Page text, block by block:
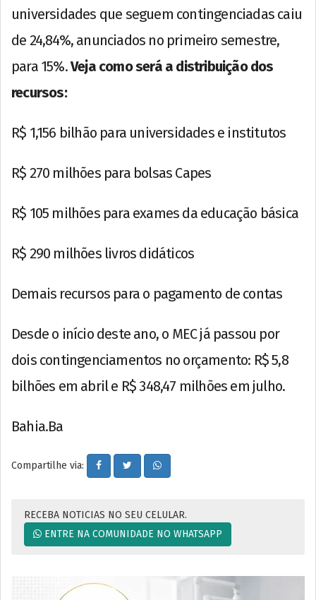
universidades que seguem contingenciadas caiu
de 24,84%, anunciados no primeiro semestre,
para 15%.Veja como será a distribuição dos
recursos:
R$ 1,156 bilhão para universidades e institutos
R$ 270 milhões para bolsas Capes
R$ 105 milhões para exames da educação básica
R$ 290 milhões livros didáticos
Demais recursos para o pagamento de contas
Desde o início deste ano, o MEC já passou por
dois contingenciamentos no orçamento: R$ 5,8
bilhões em abril e R$ 348,47 milhões em julho.
Bahia.Ba
Compartilhe via:
RECEBA NOTICIAS NO SEU CELULAR.
ENTRE NA COMUNIDADE NO WHATSAPP